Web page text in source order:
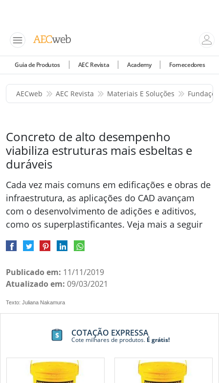
Guia de Produtos AEC Revista Academy Fornecedores
AECweb AEC Revista Materiais E Soluções
Concreto de alto desempenho
viabiliza estruturas mais esbeltas e
duráveis
Cada vez mais comuns em edificações e obras de
infraestrutura, as aplicações do CAD avançam
com o desenvolvimento de adições e aditivos,
como os superplastificantes. Veja mais a seguir
Publicado em: 11/11/2019
Atualizado em: 09/03/2021
Texto: Juliana Nakamura
COTAÇÃO EXPRESSA
Cote milhares de produtos.É grátis!